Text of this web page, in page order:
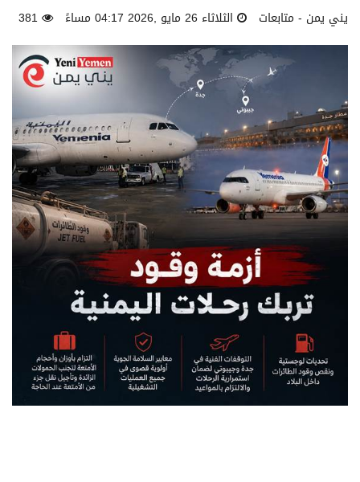
يني يمن - متابعات الثلاثاء 26 مايو ,2026 04:17 مساءً 381